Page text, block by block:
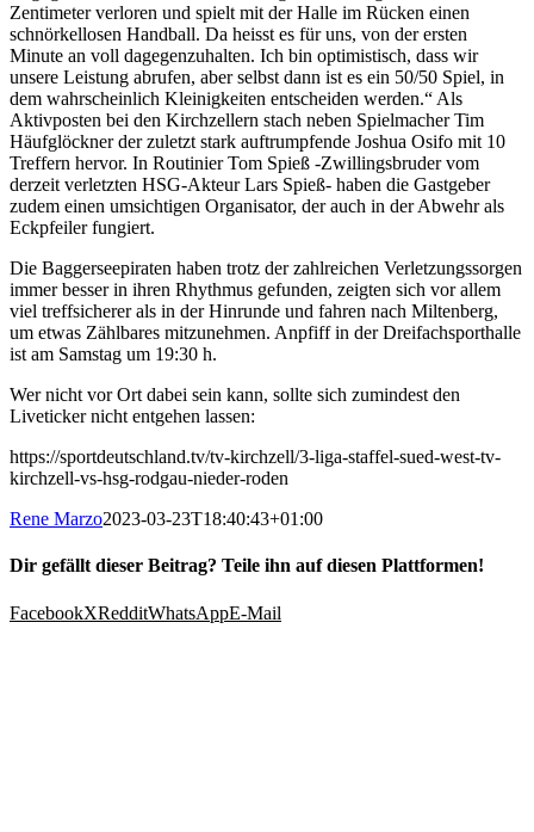
Zentimeter verloren und spielt mit der Halle im Rücken einen
schnörkellosen Handball. Da heisst es für uns, von der ersten
Minute an voll dagegenzuhalten. Ich bin optimistisch, dass wir
unsere Leistung abrufen, aber selbst dann ist es ein 50/50 Spiel, in
dem wahrscheinlich Kleinigkeiten entscheiden werden.“ Als
Aktivposten bei den Kirchzellern stach neben Spielmacher Tim
Häufglöckner der zuletzt stark auftrumpfende Joshua Osifo mit 10
Treffern hervor. In Routinier Tom Spieß -Zwillingsbruder vom
derzeit verletzten HSG-Akteur Lars Spieß- haben die Gastgeber
zudem einen umsichtigen Organisator, der auch in der Abwehr als
Eckpfeiler fungiert.
Die Baggerseepiraten haben trotz der zahlreichen Verletzungssorgen
immer besser in ihren Rhythmus gefunden, zeigten sich vor allem
viel treffsicherer als in der Hinrunde und fahren nach Miltenberg,
um etwas Zählbares mitzunehmen. Anpfiff in der Dreifachsporthalle
ist am Samstag um 19:30 h.
Wer nicht vor Ort dabei sein kann, sollte sich zumindest den
Liveticker nicht entgehen lassen:
https://sportdeutschland.tv/tv-kirchzell/3-liga-staffel-sued-west-tv-
kirchzell-vs-hsg-rodgau-nieder-roden
Rene Marzo2023-03-23T18:40:43+01:00
Dir gefällt dieser Beitrag? Teile ihn auf diesen Plattformen!
FacebookXRedditWhatsAppE-Mail